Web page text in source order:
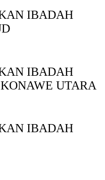
IBADAH
IBADAH
UTARA
IBADAH